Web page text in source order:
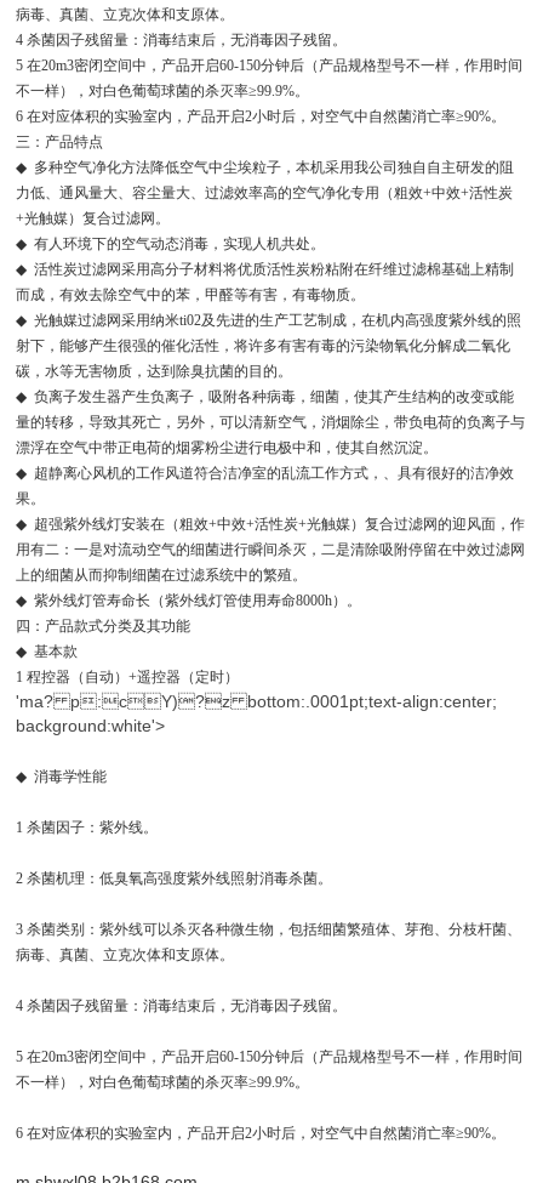
病毒、真菌、立克次体和支原体。
4杀菌因子残留量：消毒结束后，无消毒因子残留。
5在20m3密闭空间中，产品开启60-150分钟后（产品规格型号不一样，作用时间
不一样），对白色葡萄球菌的杀灭率≥99.9%。
6在对应体积的实验室内，产品开启2小时后，对空气中自然菌消亡率≥90%。
三：产品特点
◆ 多种空气净化方法降低空气中尘埃粒子，本机采用我公司独自自主研发的阻
力低、通风量大、容尘量大、过滤效率高的空气净化专用（粗效+中效+活性炭
+光触媒）复合过滤网。
◆ 有人环境下的空气动态消毒，实现人机共处。
◆ 活性炭过滤网采用高分子材料将优质活性炭粉粘附在纤维过滤棉基础上精制
而成，有效去除空气中的苯，甲醛等有害，有毒物质。
◆ 光触媒过滤网采用纳米ti02及先进的生产工艺制成，在机内高强度紫外线的照
射下，能够产生很强的催化活性，将许多有害有毒的污染物氧化分解成二氧化
碳，水等无害物质，达到除臭抗菌的目的。
◆ 负离子发生器产生负离子，吸附各种病毒，细菌，使其产生结构的改变或能
量的转移，导致其死亡，另外，可以清新空气，消烟除尘，带负电荷的负离子与
漂浮在空气中带正电荷的烟雾粉尘进行电极中和，使其自然沉淀。
◆ 超静离心风机的工作风道符合洁净室的乱流工作方式，、具有很好的洁净效
果。
◆ 超强紫外线灯安装在（粗效+中效+活性炭+光触媒）复合过滤网的迎风面，作
用有二：一是对流动空气的细菌进行瞬间杀灭，二是清除吸附停留在中效过滤网
上的细菌从而抑制细菌在过滤系统中的繁殖。
◆ 紫外线灯管寿命长（紫外线灯管使用寿命8000h）。
四：产品款式分类及其功能
◆ 基本款
1程控器（自动）+遥控器（定时）
'ma? p:cY)?z bottom:.0001pt;text-align:center;
background:white'>
◆ 消毒学性能
1杀菌因子：紫外线。
2杀菌机理：低臭氧高强度紫外线照射消毒杀菌。
3杀菌类别：紫外线可以杀灭各种微生物，包括细菌繁殖体、芽孢、分枝杆菌、
病毒、真菌、立克次体和支原体。
4杀菌因子残留量：消毒结束后，无消毒因子残留。
5在20m3密闭空间中，产品开启60-150分钟后（产品规格型号不一样，作用时间
不一样），对白色葡萄球菌的杀灭率≥99.9%。
6在对应体积的实验室内，产品开启2小时后，对空气中自然菌消亡率≥90%。